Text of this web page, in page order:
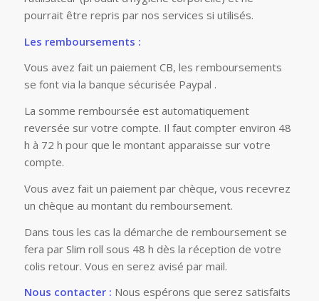
pourrait être repris par nos services si utilisés.
Les remboursements :
Vous avez fait un paiement CB, les remboursements
se font via la banque sécurisée Paypal .
La somme remboursée est automatiquement
reversée sur votre compte. Il faut compter environ 48
h à 72 h pour que le montant apparaisse sur votre
compte.
Vous avez fait un paiement par chèque, vous recevrez
un chèque au montant du remboursement.
Dans tous les cas la démarche de remboursement se
fera par Slim roll sous 48 h dès la réception de votre
colis retour. Vous en serez avisé par mail.
Nous contacter : Nous espérons que serez satisfaits